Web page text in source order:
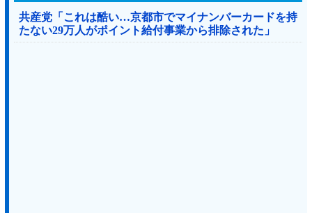
共産党「これは酷い…京都市でマイナンバーカードを持
たない29万人がポイント給付事業から排除された」